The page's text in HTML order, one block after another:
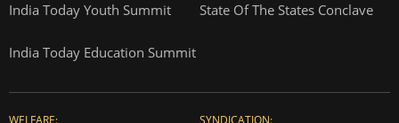
India Today Youth Summit State Of The States Conclave
India Today Education Summit